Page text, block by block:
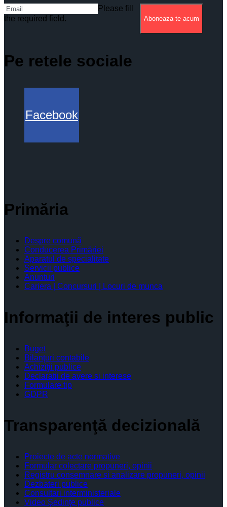
Please fill
the required field.
Aboneaza-te acum
Pe retele sociale
Facebook
Primăria
Despre comună
Conducerea Primăriei
Aparatul de specialitate
Servicii publice
Anunturi
Cariera | Concursuri | Locuri de munca
Informaţii de interes public
Buget
Bilanţuri contabile
Achiziţii publice
Declaratii de avere si interese
Formulare tip
GDPR
Transparenţă decizională
Proiecte de acte normative
Formular colectare propuneri, opinii
Registru consemnare si analizare propuneri, opinii
Dezbateri publice
Consultari interministeriale
Video Şedinţe publice